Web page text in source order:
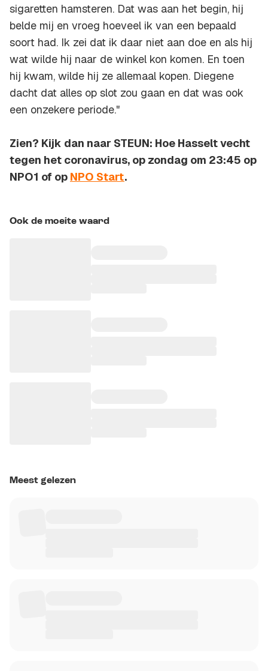
sigaretten hamsteren. Dat was aan het begin, hij
belde mij en vroeg hoeveel ik van een bepaald
soort had. Ik zei dat ik daar niet aan doe en als hij
wat wilde hij naar de winkel kon komen. En toen
hij kwam, wilde hij ze allemaal kopen. Diegene
dacht dat alles op slot zou gaan en dat was ook
een onzekere periode."
Zien? Kijk dan naar STEUN: Hoe Hasselt vecht
tegen het coronavirus, op zondag om 23:45 op
NPO1 of op NPO Start.
Ook de moeite waard
Meest gelezen